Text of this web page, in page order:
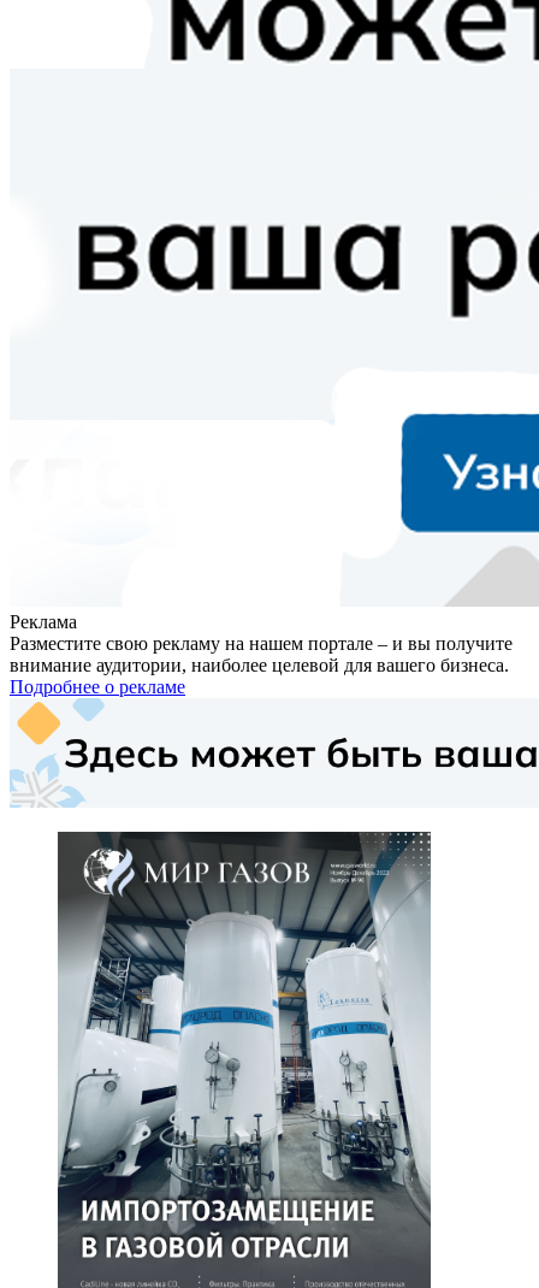
Реклама
Разместите свою рекламу на нашем портале – и вы получите
внимание аудитории, наиболее целевой для вашего бизнеса.
Подробнее о рекламе